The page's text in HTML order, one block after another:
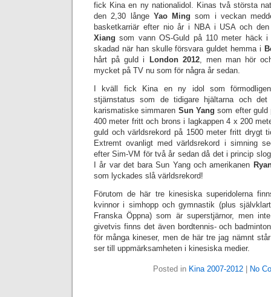
fick Kina en ny nationalidol. Kinas två största
den 2,30 långe Yao Ming som i veckan
basketkarriär efter nio år i NBA i USA och
Xiang som vann OS-Guld på 110 meter häck
skadad när han skulle försvara guldet hemma i
hårt på guld i
London 2012, men man hör
mycket på TV nu som för några år sedan.
I kväll fick Kina en ny idol som
stjärnstatus som de tidigare hjältarna och
karismatiske simmaren Sun Yang som efter guld
400 meter fritt och brons i lagkappen 4 x 200
guld och världsrekord på 1500 meter fritt drygt
Extremt ovanligt med världsrekord i simning
efter Sim-VM för två år sedan då det i princip
I år var det bara Sun Yang och amerikanen
som lyckades slå världsrekord!
Förutom de här tre kinesiska superidolerna
kvinnor i simhopp och gymnastik (plus
Franska Öppna) som är superstjärnor, men
givetvis finns det även bordtennis- och
för många kineser, men de här tre jag nämnt
ser till uppmärksamheten i kinesiska medier.
Posted in Kina 2007-2012 No